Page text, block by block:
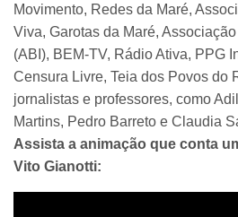
Movimento, Redes da Maré,
Viva, Garotas da Maré,
(ABI), BEM-TV, Rádio Ativa, PPG
Censura Livre, Teia dos Povos do
jornalistas e professores, como
Martins, Pedro Barreto e Claudia
Assista a animação que conta
Vito Gianotti: